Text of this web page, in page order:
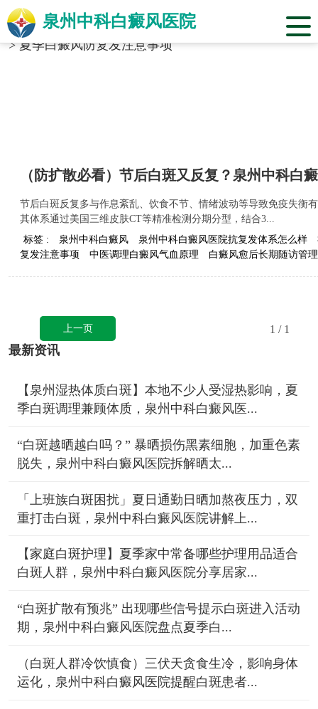
泉州中科白癜风医院
当前位置：福建省泉州市中科白癜风医院
标签合辑
>夏季白癜风防复发注意事项
（防扩散必看）节后白斑又反复？泉州中科白
节后白斑反复多与作息紊乱、饮食不节、情绪波动等导致免疫失衡
其体系通过美国三维皮肤CT等精准检测分期分型，结合3...
标签 :
泉州中科白癜风 泉州中科白癜风医院抗复发体系怎么样
复发注意事项
中医调理白癜风气血原理 白癜风愈后长期随访管
上一页 1 / 1
最新资讯
【泉州湿热体质白斑】本地不少人受湿热影响，夏
季白斑调理兼顾体质，泉州中科白癜风医...
“白斑越晒越白吗？” 暴晒损伤黑素细胞，加重色素
脱失，泉州中科白癜风医院拆解晒太...
「上班族白斑困扰」夏日通勤日晒加熬夜压力，双
重打击白斑，泉州中科白癜风医院讲解上...
【家庭白斑护理】夏季家中常备哪些护理用品适合
白斑人群，泉州中科白癜风医院分享居家...
“白斑扩散有预兆” 出现哪些信号提示白斑进入活动
期，泉州中科白癜风医院盘点夏季白...
（白斑人群冷饮慎食）三伏天贪食生冷，影响身体
运化，泉州中科白癜风医院提醒白斑患者...